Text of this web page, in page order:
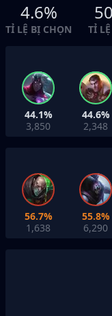
4.6%
TỈ LỆ BỊ CHỌN TỈ
44.1%
3,850
44.6%
2,348
56.7%
1,638
55.8%
6,290